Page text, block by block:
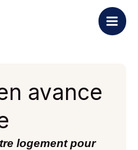
avance
logement pour